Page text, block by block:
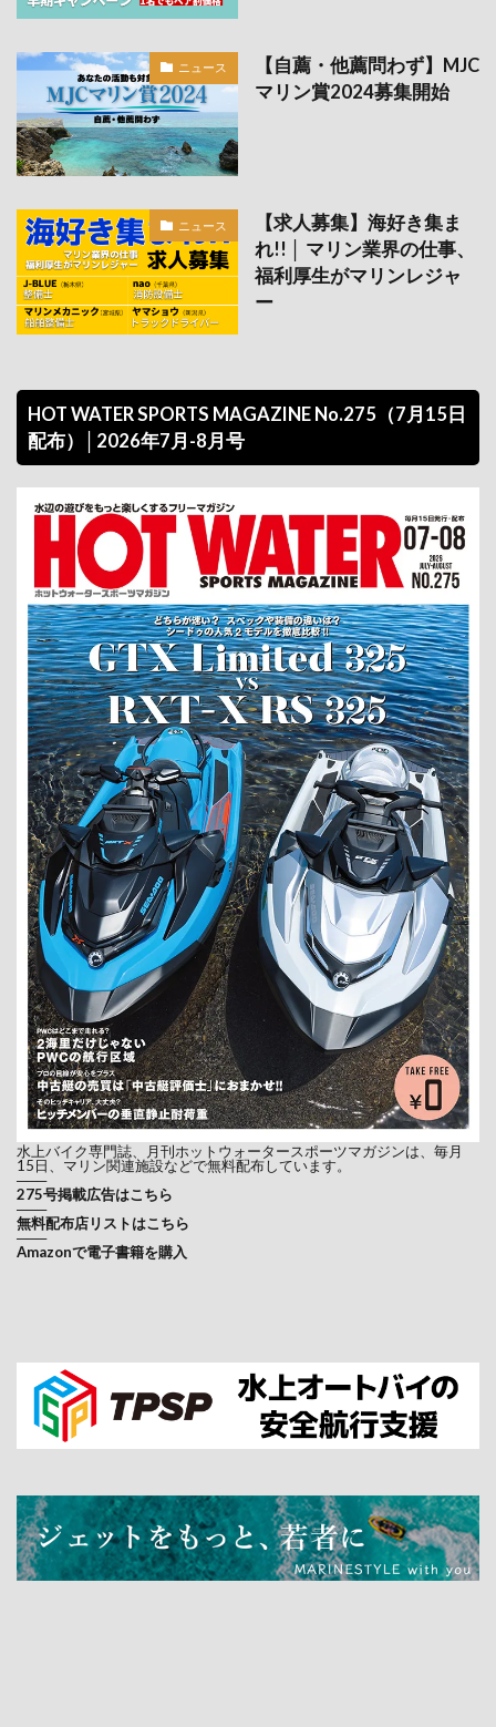
ニュース
【自薦・他薦問わず】MJC
マリン賞2024募集開始
ニュース
【求人募集】海好き集ま
れ!! │ マリン業界の仕事、
福利厚生がマリンレジャ
ー
HOT WATER SPORTS MAGAZINE No.275（7月15日
配布）│2026年7月-8月号
水上バイク専門誌、月刊ホットウォータースポーツマガジンは、毎月
15日、マリン関連施設などで無料配布しています。
───
275号掲載広告はこちら
───
無料配布店リストはこちら
───
Amazonで電子書籍を購入